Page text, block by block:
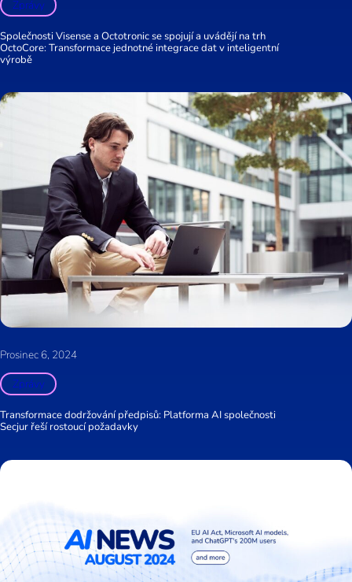
Zprávy
Společnosti Visense a Octotronic se spojují a uvádějí na trh
OctoCore: Transformace jednotné integrace dat v inteligentní
výrobě
Prosinec 6, 2024
Zprávy
Transformace dodržování předpisů: Platforma AI společnosti
Secjur řeší rostoucí požadavky